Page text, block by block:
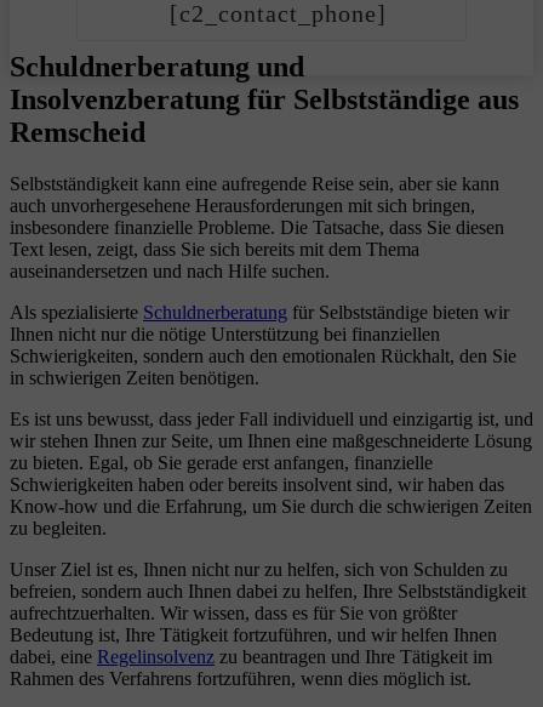
[c2_contact_phone]
Schuldnerberatung und
Insolvenzberatung für Selbstständige aus
Remscheid
Selbstständigkeit kann eine aufregende Reise sein, aber sie kann
auch unvorhergesehene Herausforderungen mit sich bringen,
insbesondere finanzielle Probleme. Die Tatsache, dass Sie diesen
Text lesen, zeigt, dass Sie sich bereits mit dem Thema
auseinandersetzen und nach Hilfe suchen.
Als spezialisierte Schuldnerberatung für Selbstständige bieten wir
Ihnen nicht nur die nötige Unterstützung bei finanziellen
Schwierigkeiten, sondern auch den emotionalen Rückhalt, den Sie
in schwierigen Zeiten benötigen.
Es ist uns bewusst, dass jeder Fall individuell und einzigartig ist, und
wir stehen Ihnen zur Seite, um Ihnen eine maßgeschneiderte Lösung
zu bieten. Egal, ob Sie gerade erst anfangen, finanzielle
Schwierigkeiten haben oder bereits insolvent sind, wir haben das
Know-how und die Erfahrung, um Sie durch die schwierigen Zeiten
zu begleiten.
Unser Ziel ist es, Ihnen nicht nur zu helfen, sich von Schulden zu
befreien, sondern auch Ihnen dabei zu helfen, Ihre Selbstständigkeit
aufrechtzuerhalten. Wir wissen, dass es für Sie von größter
Bedeutung ist, Ihre Tätigkeit fortzuführen, und wir helfen Ihnen
dabei, eine Regelinsolvenz zu beantragen und Ihre Tätigkeit im
Rahmen des Verfahrens fortzuführen, wenn dies möglich ist.